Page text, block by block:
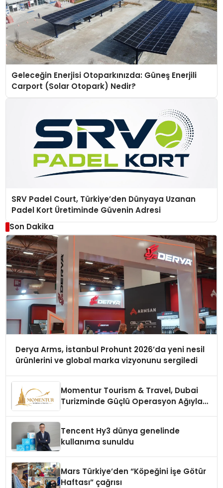
Geleceğin Enerjisi Otoparkınızda: Güneş Enerjili
Carport (Solar Otopark) Nedir?
SRV Padel Court, Türkiye’den Dünyaya Uzanan
Padel Kort Üretiminde Güvenin Adresi
Son Dakika
Derya Arms, İstanbul Prohunt 2026’da yeni nesil
ürünlerini ve global marka vizyonunu sergiledi
Momentur Tourism & Travel, Dubai
Turizminde Güçlü Operasyon Ağıyla
Tencent Hy3 dünya genelinde
kullanıma sunuldu
Mars Türkiye’den “Köpeğini İşe Götür
Haftası” çağrısı